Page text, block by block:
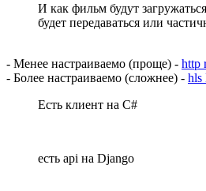
И как фильм будут
будет передаваться или
- Менее настраиваемо (проще) - http
- Более настраиваемо (сложнее) - hls
Есть клиент на C#
есть api на Django